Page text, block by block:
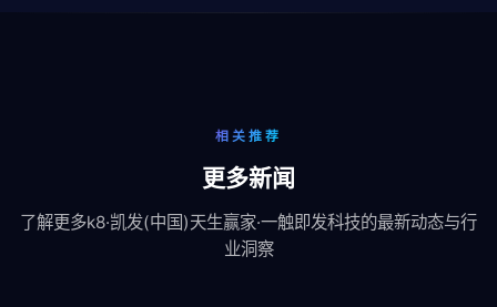
相关推荐
更多新闻
了解更多k8·凯发(中国)天生赢家·一触即发科技的最新动态与行
业洞察